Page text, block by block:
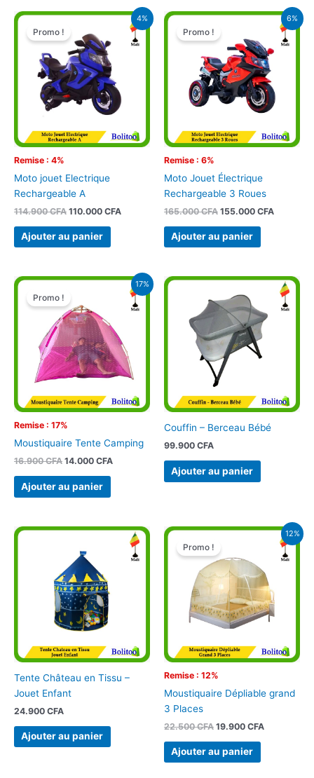
4%
Remise : 4%
Promo !
Moto jouet Electrique
Rechargeable A
114.900CFA
Le
initial
était :
114.900 CFA.
110.000 CFA
Le
prix
actuel
est :
Ajouter au panier
6%
Remise : 6%
Promo !
Moto Jouet Électrique
Rechargeable 3 Roues
165.000CFA
Le
était :
165.000 CFA.
155.000 CFA
Le
prix
actuel
est :
Ajouter au panier
17%
Remise : 17%
Promo !
Moustiquaire Tente Camping
16.900CFA
Le
initial
était :
16.900 CFA.
14.000 CFA
Le
actuel
14.000 CFA.
Ajouter au panier
Couffin – Berceau Bébé
99.900 CFA
Ajouter au panier
Tente Château en Tissu –
Jouet Enfant
24.900 CFA
Ajouter au panier
12%
Remise : 12%
Promo !
Moustiquaire Dépliable grand
3 Places
22.500CFA
Le
initial
était :
22.500 CFA.
19.900 CFA
Le
actuel
est :
19.900 CFA.
Ajouter au panier